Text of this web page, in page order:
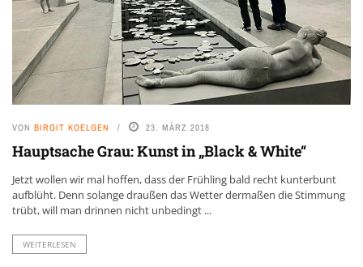
VON BIRGIT KOELGEN 23. MÄRZ 2018
Hauptsache Grau: Kunst in „Black & White“
Jetzt wollen wir mal hoffen, dass der Frühling bald recht kunterbunt
aufblüht. Denn solange draußen das Wetter dermaßen die Stimmung
trübt, will man drinnen nicht unbedingt ...
WEITERLESEN